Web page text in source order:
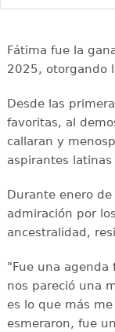
Fátima fue la
2025, otorgando
Desde las
favoritas, al
callaran y
aspirantes
Durante enero
admiración por
ancestralidad,
"Fue una agenda
nos pareció una
es lo que más
esmeraron, fue